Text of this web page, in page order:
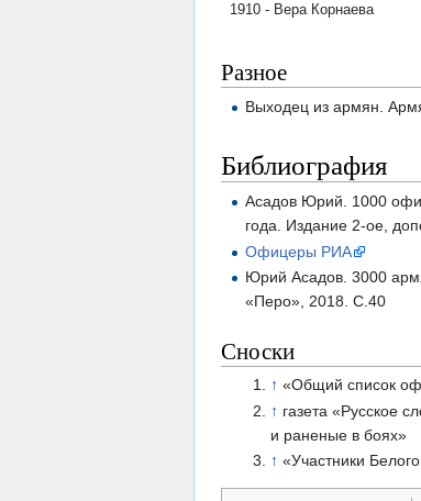
1910 - Вера Корнаева
Разное
Выходец из армян.
Библиография
Асадов Юрий. 1000
года. Издание 2-ое,
Офицеры РИА
Юрий Асадов. 3000
«Перо», 2018. С.40
Сноски
↑ «Общий список
↑ газета «Русское
и раненые в боях»
↑ «Участники